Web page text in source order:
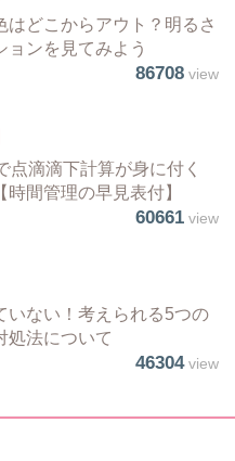
はどこからアウト？明るさ
ョンを見てみよう
86708view
点滴滴下計算が身に付く
時間管理の早見表付】
60661view
いない！考えられる5つの
処法について
46304view